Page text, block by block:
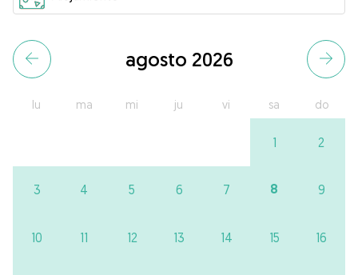
agosto 2026
lu ma mi ju vi sa do
1 2
3 4 5 6 7 8 9
10 11 12 13 14 15 16